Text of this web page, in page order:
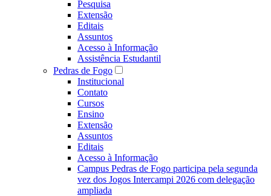
Pesquisa
Extensão
Editais
Assuntos
Acesso à Informação
Assistência Estudantil
Pedras de Fogo
Institucional
Contato
Cursos
Ensino
Extensão
Assuntos
Editais
Acesso à Informação
Campus Pedras de Fogo participa pela segunda
vez dos Jogos Intercampi 2026 com delegação
ampliada